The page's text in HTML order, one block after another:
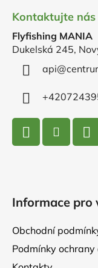
Kontaktujte nás
Flyfishing MANIA
Dukelská 245,
api@
Informace pro
Obchodní
Podmínky